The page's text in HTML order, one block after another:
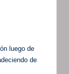
luego de
de